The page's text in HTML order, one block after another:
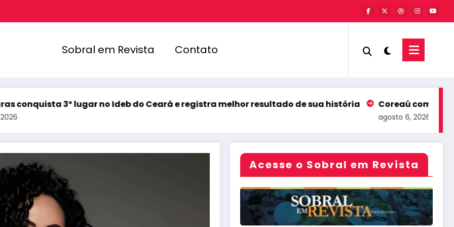
Sobral em Revista Contato
3º lugar no Ideb do Ceará e registra melhor resultado de sua história Coreaú comemora
agosto 6, 2026
Acesse o Sobral em Revista